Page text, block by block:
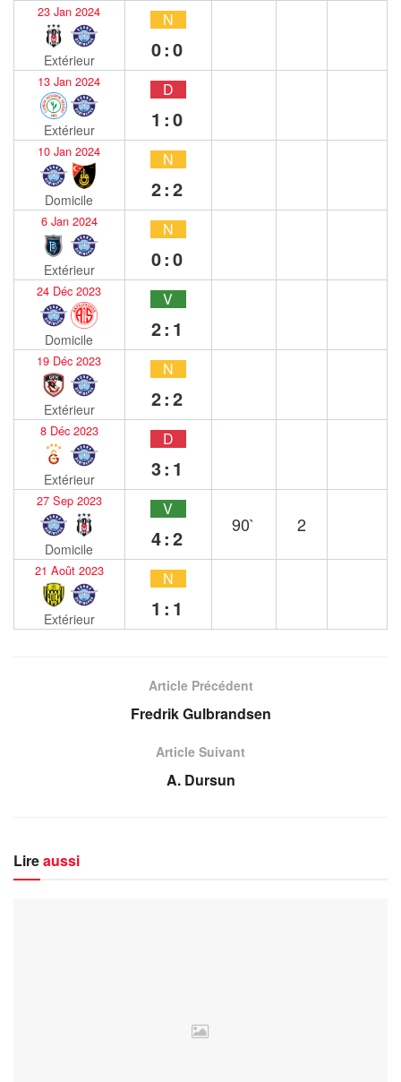
23 Jan 2024
Extérieur
N
0:0
13 Jan 2024
Extérieur
D
1:0
10 Jan 2024
Domicile
N
2:2
6 Jan 2024
Extérieur
N
0:0
24 Déc 2023
Domicile
V
2:1
19 Déc 2023
Extérieur
N
2:2
8 Déc 2023
Extérieur
D
3:1
27 Sep 2023
Domicile
V
4:2
90` 2
21 Août 2023
Extérieur
N
1:1
Article Précédent
Fredrik Gulbrandsen
Article Suivant
A. Dursun
Lireaussi